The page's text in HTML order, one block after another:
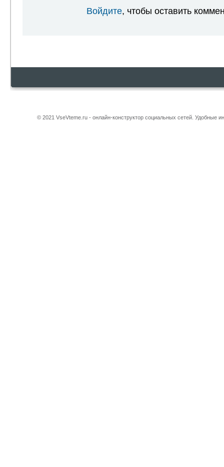
Войдите, чтобы оставить
© 2021 VseVteme.ru - онлайн-конструктор социальных сетей. Удобные